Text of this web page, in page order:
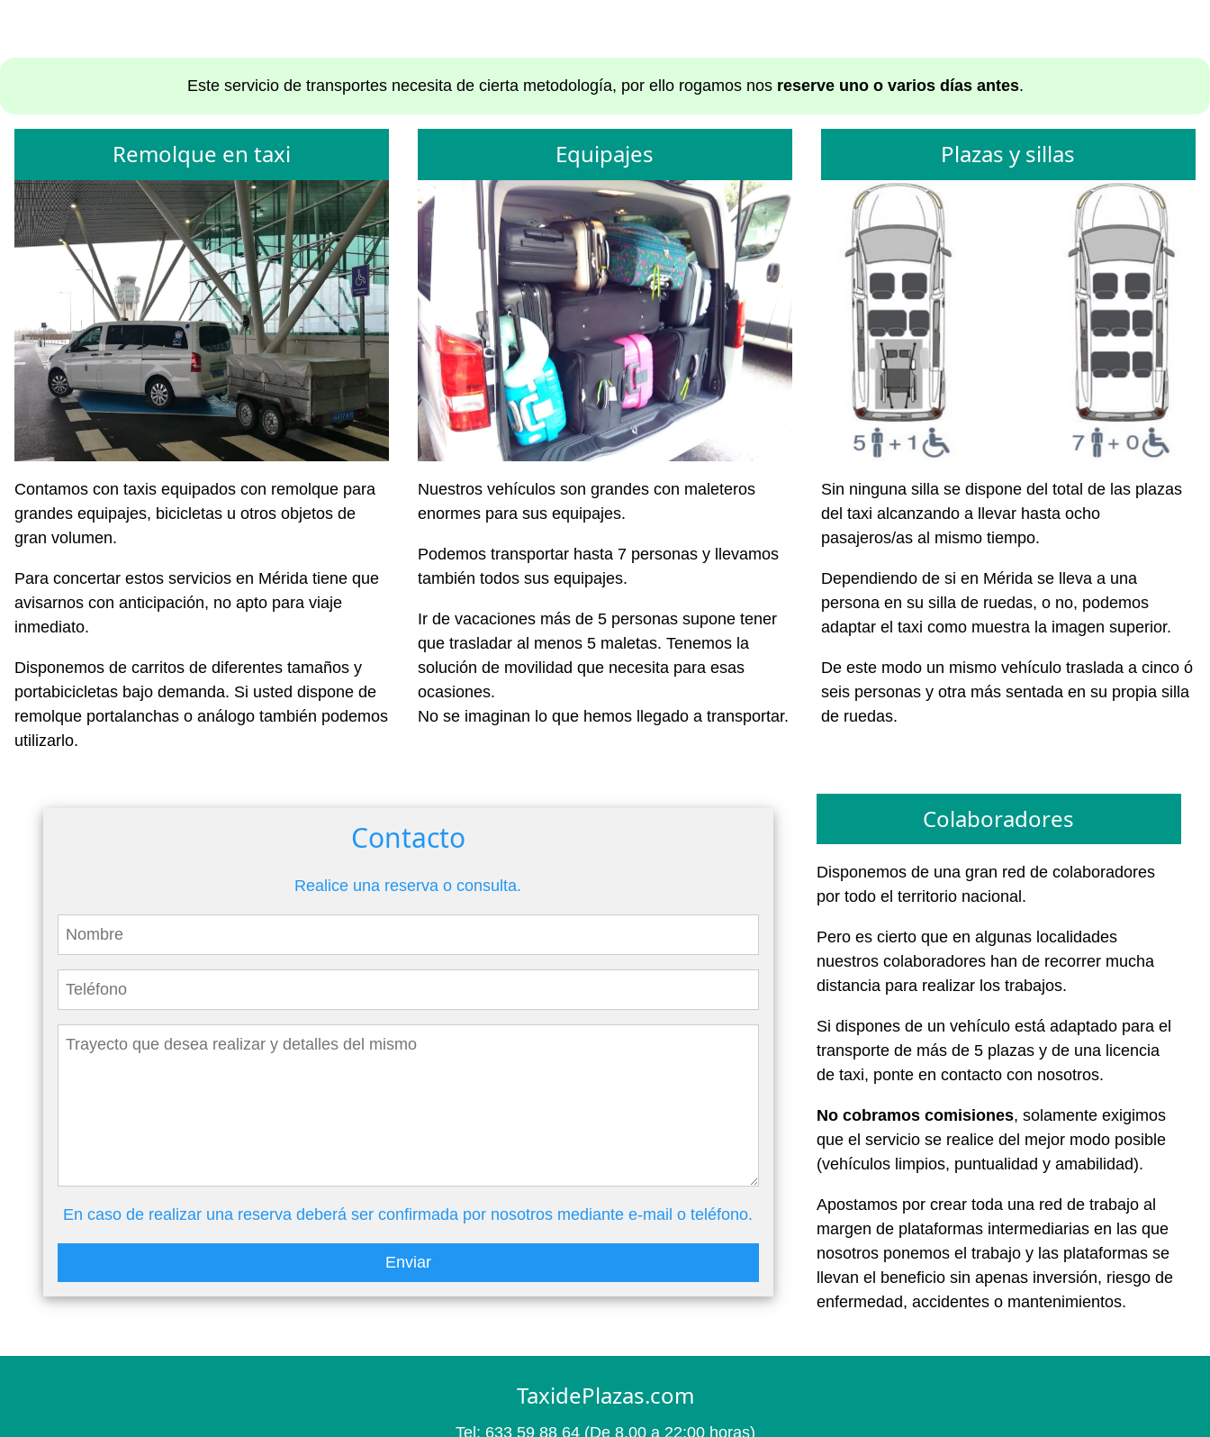
Este servicio de transportes necesita de cierta metodología, por ello rogamos nos reserve uno o varios días antes.
Remolque en taxi
Contamos con taxis equipados con remolque para
grandes equipajes, bicicletas u otros objetos de
gran volumen.
Para concertar estos servicios en Mérida tiene que
avisarnos con anticipación, no apto para viaje
inmediato.
Disponemos de carritos de diferentes tamaños y
portabicicletas bajo demanda. Si usted dispone de
remolque portalanchas o análogo también podemos
utilizarlo.
Equipajes
Nuestros vehículos son grandes con maleteros
enormes para sus equipajes.
Podemos transportar hasta 7 personas y llevamos
también todos sus equipajes.
Ir de vacaciones más de 5 personas supone tener
que trasladar al menos 5 maletas. Tenemos la
solución de movilidad que necesita para esas
ocasiones.
No se imaginan lo que hemos llegado a transportar.
Plazas y sillas
Sin ninguna silla se dispone del total de las plazas
del taxi alcanzando a llevar hasta ocho
pasajeros/as al mismo tiempo.
Dependiendo de si en Mérida se lleva a una
persona en su silla de ruedas, o no, podemos
adaptar el taxi como muestra la imagen superior.
De este modo un mismo vehículo traslada a cinco ó
seis personas y otra más sentada en su propia silla
de ruedas.
Contacto
Realice una reserva o consulta.
En caso de realizar una reserva deberá ser confirmada por nosotros mediante e-mail o teléfono.
Enviar
Colaboradores
Disponemos de una gran red de colaboradores
por todo el territorio nacional.
Pero es cierto que en algunas localidades
nuestros colaboradores han de recorrer mucha
distancia para realizar los trabajos.
Si dispones de un vehículo está adaptado para el
transporte de más de 5 plazas y de una licencia
de taxi, ponte en contacto con nosotros.
No cobramos comisiones, solamente exigimos
que el servicio se realice del mejor modo posible
(vehículos limpios, puntualidad y amabilidad).
Apostamos por crear toda una red de trabajo al
margen de plataformas intermediarias en las que
nosotros ponemos el trabajo y las plataformas se
llevan el beneficio sin apenas inversión, riesgo de
enfermedad, accidentes o mantenimientos.
TaxidePlazas.com
Tel: 633 59 88 64 (De 8.00 a 22:00 horas)